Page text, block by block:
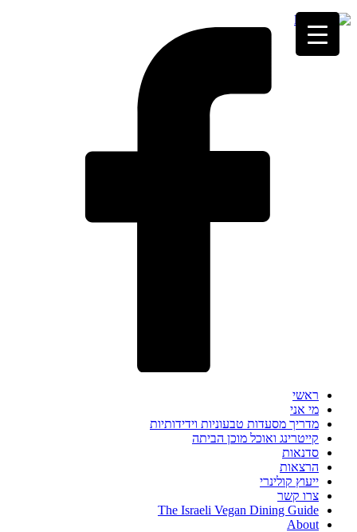
ראשי
מי אני
מדריך מסעדות טבעוניות וידידותיות
קייטרינג ואוכל מוכן הביתה
סדנאות
הרצאות
ייעוץ קולינרי
צרו קשר
The Israeli Vegan Dining Guide
About